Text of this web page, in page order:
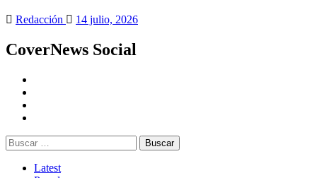
Redacción 14 julio, 2026
CoverNews Social
Latest